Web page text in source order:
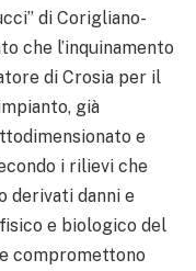
di Corigliano-
che l’inquinamento
di Crosia per il
già
e
i rilievi che
derivati danni e
e biologico del
compromettono